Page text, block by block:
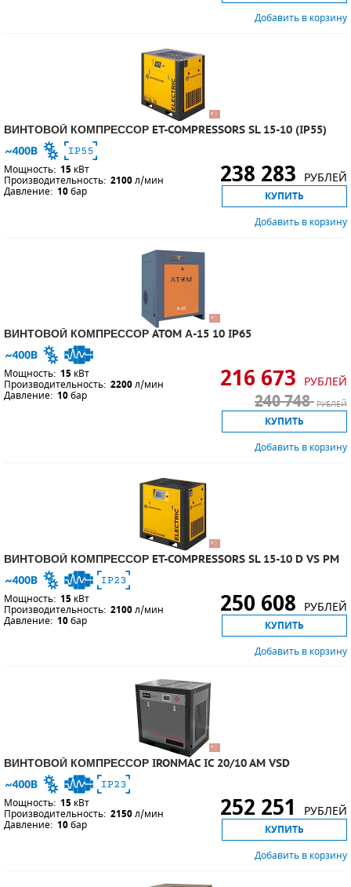
Добавить в корзину
ВИНТОВОЙ КОМПРЕССОР ET-COMPRESSORS SL 15-10 (IP55)
Мощность: 15 кВт
Производительность: 2100л/мин
Давление: 10бар
238 283 РУБЛЕЙ
КУПИТЬ
Добавить в корзину
ВИНТОВОЙ КОМПРЕССОР ATOM А-15 10 IP65
Мощность: 15 кВт
Производительность: 2200л/мин
Давление: 10бар
216 673 РУБЛЕЙ
240 748 РУБЛЕЙ
КУПИТЬ
Добавить в корзину
ВИНТОВОЙ КОМПРЕССОР ET-COMPRESSORS SL 15-10 D VS PM
Мощность: 15 кВт
Производительность: 2100л/мин
Давление: 10бар
250 608 РУБЛЕЙ
КУПИТЬ
Добавить в корзину
ВИНТОВОЙ КОМПРЕССОР IRONMAC IC 20/10 AM VSD
Мощность: 15 кВт
Производительность: 2150л/мин
Давление: 10бар
252 251 РУБЛЕЙ
КУПИТЬ
Добавить в корзину